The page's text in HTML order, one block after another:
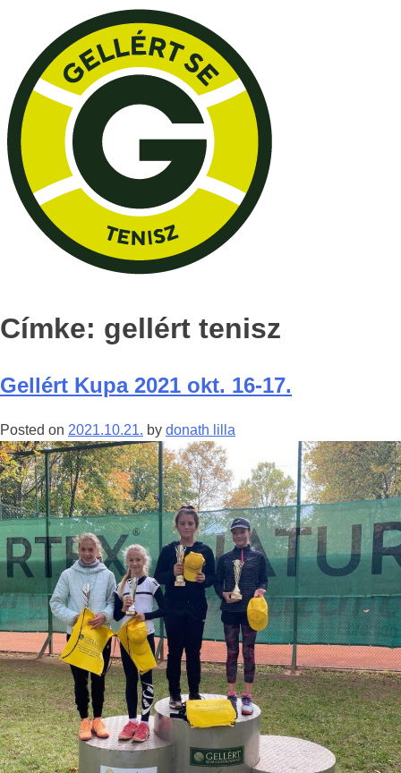
Címke: gellért tenisz
Gellért Kupa 2021 okt. 16-17.
Posted on 2021.10.21. by donath lilla